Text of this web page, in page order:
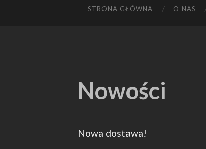
STRONA GŁÓWNA O NAS
Nowości
Nowa dostawa!